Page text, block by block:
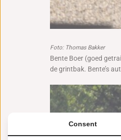
Foto: Thomas Bakker
Bente Boer (goed
de grintbak. Bente’s
Consent